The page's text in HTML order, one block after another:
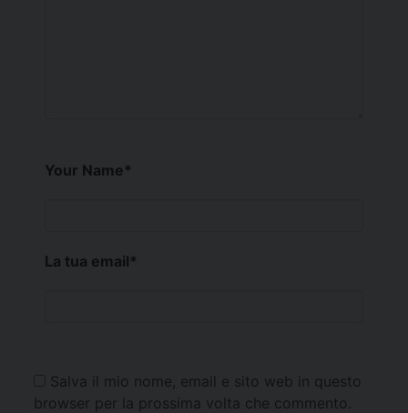
Your Name*
La tua email*
Salva il mio nome, email e sito web in questo
browser per la prossima volta che commento.